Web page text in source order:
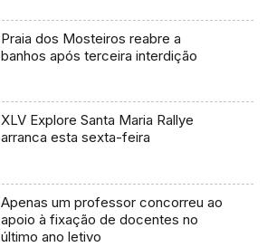
Praia dos Mosteiros reabre a
banhos após terceira interdição
XLV Explore Santa Maria Rallye
arranca esta sexta-feira
Apenas um professor concorreu ao
apoio à fixação de docentes no
último ano letivo